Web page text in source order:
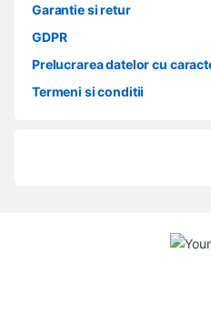
Garantie si retur
GDPR
Prelucrarea datelor cu
Termeni si conditii